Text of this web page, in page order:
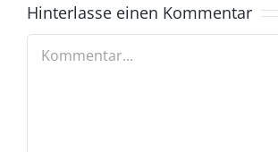
Hinterlasse einen Kommentar
Kommentar